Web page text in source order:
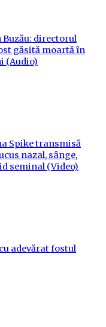
Buzău: directorul
găsită moartă în
(Audio)
Spike transmisă
nazal, sânge,
seminal (Video)
adevărat fostul